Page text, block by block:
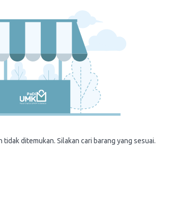
ditemukan. Silakan cari barang yang sesuai.